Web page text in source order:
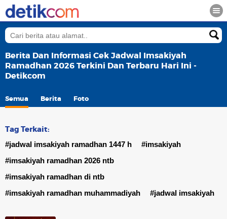
Berita Dan Informasi Cek Jadwal Imsakiyah
Ramadhan 2026 Terkini Dan Terbaru Hari Ini -
Detikcom
Semua Berita Foto
Tag Terkait:
#jadwal imsakiyah ramadhan 1447 h
#imsakiyah
#imsakiyah ramadhan 2026 ntb
#imsakiyah ramadhan di ntb
#imsakiyah ramadhan muhammadiyah
#jadwal imsakiyah